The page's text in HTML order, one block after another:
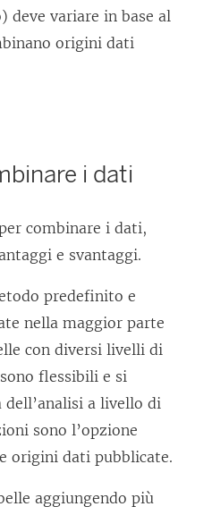
deve variare in base al
origini dati
i dati
combinare i dati,
e svantaggi.
predefinito e
nella maggior parte
con diversi livelli di
flessibili e si
a livello di
sono l’opzione
origini dati pubblicate.
aggiungendo più